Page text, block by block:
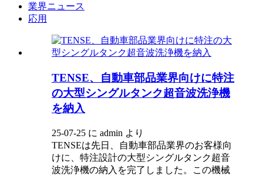
業界ニュース
応用
TENSE、自動車部品業界向けに特注
の大型シングルタンク超音波洗浄機
を納入
25-07-25 に admin より
TENSEは先日、自動車部品業界のお客様向
けに、特注設計の大型シングルタンク超音
波洗浄機の納入を完了しました。この機械